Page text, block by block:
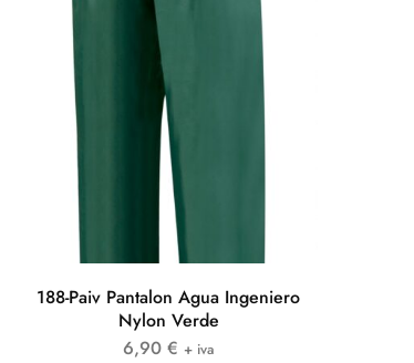
188-Paiv Pantalon Agua Ingeniero
Nylon Verde
6,90 € + iva